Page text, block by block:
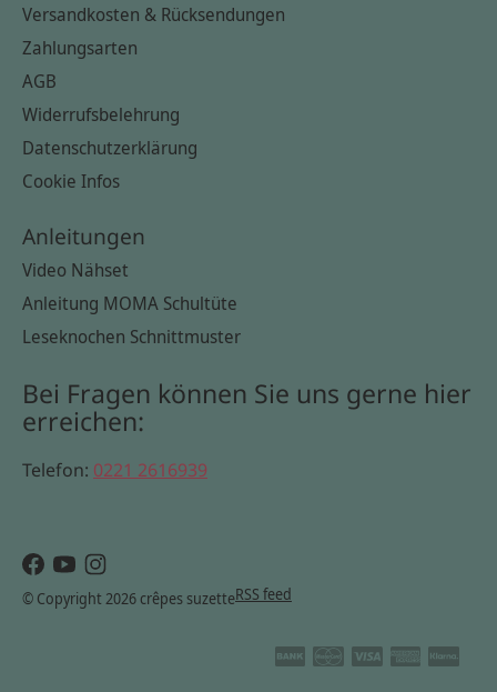
Versandkosten & Rücksendungen
Zahlungsarten
AGB
Widerrufsbelehrung
Datenschutzerklärung
Cookie Infos
Anleitungen
Video Nähset
Anleitung MOMA Schultüte
Leseknochen Schnittmuster
Bei Fragen können Sie uns gerne hier
erreichen:
Telefon: 0221 2616939
© Copyright 2026 crêpes suzetteRSS feed